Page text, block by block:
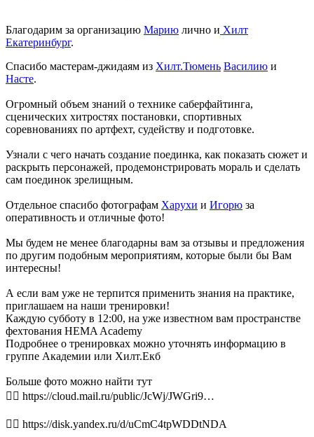
Благодарим за организацию Марию лично и Хилт
Екатеринбург.
Спасибо мастерам-джидаям из Хилт.Тюмень Василию и
Насте.
Огромный объем знаний о технике саберфайтинга,
сценических хитростях постановки, спортивных
соревнованиях по артфехт, судейству и подготовке.
Узнали с чего начать создание поединка, как показать сюжет и
раскрыть персонажей, продемонстрировать мораль и сделать
сам поединок зрелищным.
Отдельное спасибо фотографам Харухи и Игорю за
оперативность и отличные фото!
Мы будем не менее благодарны вам за отзывы и предложения
по другим подобным мероприятиям, которые были бы Вам
интересны!
А если вам уже не терпится применить знания на практике,
приглашаем на наши тренировки!
Каждую субботу в 12:00, на уже известном вам пространстве
фехтования HEMA Academy
Подробнее о тренировках можно уточнять информацию в
группе Академии или Хилт.Екб
Больше фото можно найти тут
👉🏻 https://cloud.mail.ru/public/JcWj/JWGri9…
👉🏻 https://disk.yandex.ru/d/uCmC4tpWDDtNDA